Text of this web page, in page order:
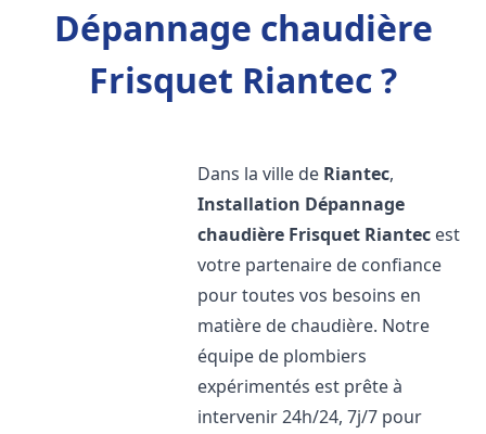
Dépannage chaudière
Frisquet Riantec ?
Dans la ville de Riantec,
Installation Dépannage
chaudière Frisquet Riantec est
votre partenaire de confiance
pour toutes vos besoins en
matière de chaudière. Notre
équipe de plombiers
expérimentés est prête à
intervenir 24h/24, 7j/7 pour